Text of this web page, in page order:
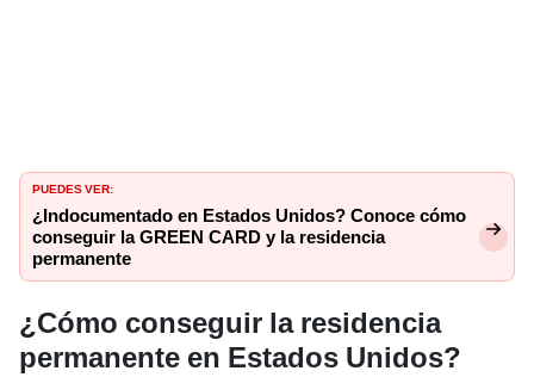
PUEDES VER:
¿Indocumentado en Estados Unidos? Conoce cómo
conseguir la GREEN CARD y la residencia
permanente
¿Cómo conseguir la residencia
permanente en Estados Unidos?